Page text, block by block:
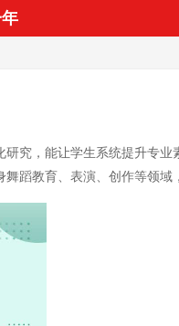
究，能让学生系统提升专业
蹈教育、表演、创作等领域